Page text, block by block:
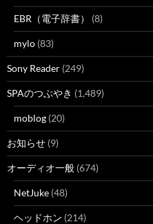
EBR（電子辞書） (8)
mylo (83)
Sony Reader (249)
SPAのつぶやき (1,489)
moblog (20)
お知らせ (9)
オーディオ一般 (674)
NetJuke (48)
ヘッドホン (214)